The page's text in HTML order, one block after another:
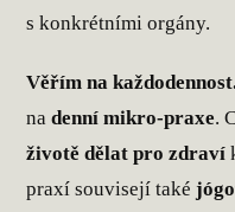
s konkrétními orgány.
Věřím na
nadenní mikro-praxe.
životě dělat pro zdraví
praxí souvisejí také